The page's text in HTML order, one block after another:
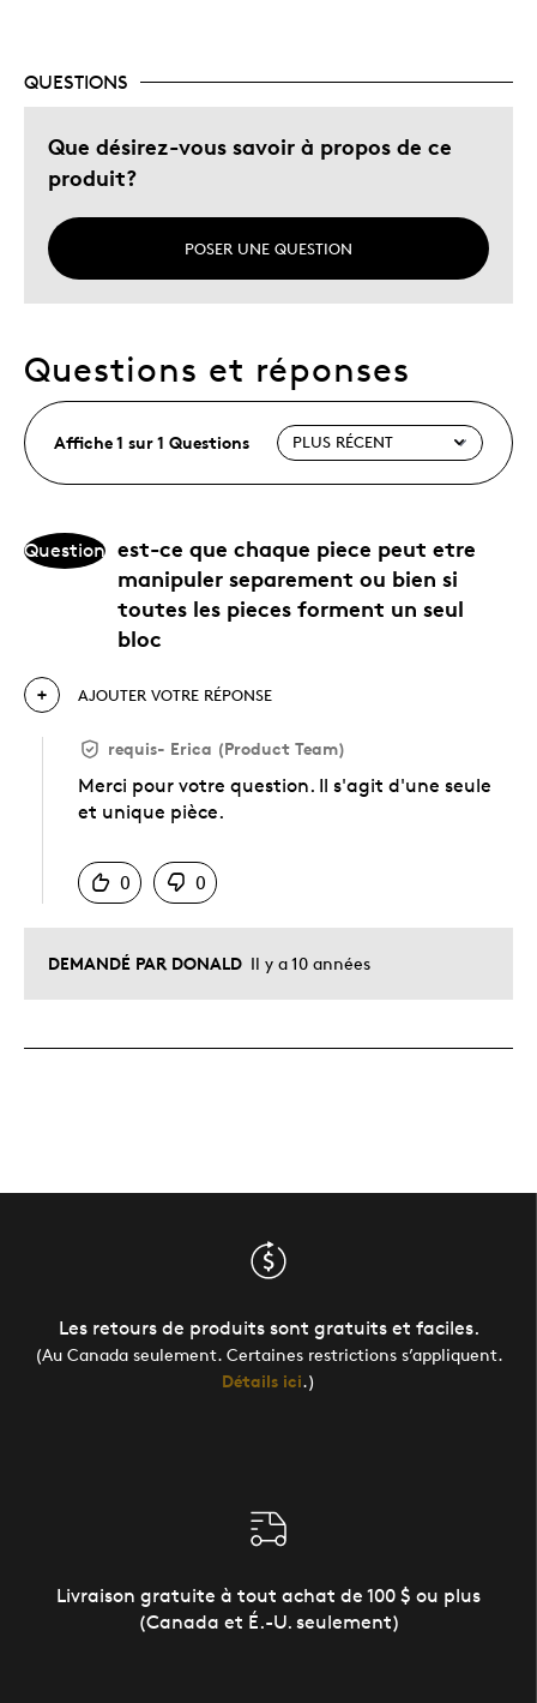
QUESTIONS
Que désirez-vous savoir à propos de ce
produit?
POSER UNE QUESTION
Questions et réponses
Affiche 1 sur 1 Questions
Question est-ce que chaque piece peut etre
manipuler separement ou bien si
toutes les pieces forment un seul
bloc
DEMANDÉ PAR DONALD Il y a 10 années
AJOUTER VOTRE RÉPONSE
requis- Erica (Product Team)
Merci pour votre question. Il s'agit d'une seule
et unique pièce.
0
0
Les retours de produits sont gratuits et faciles.
(Au Canada seulement. Certaines restrictions s’appliquent.
Détails ici.)
Livraison gratuite à tout achat de 100 $ ou plus
(Canada et É.-U. seulement)